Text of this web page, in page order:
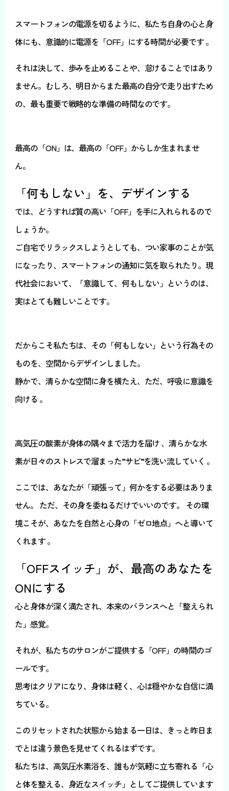
スマートフォンの電源を切るように、私たち自身の心と身
体にも、意識的に電源を「OFF」にする時間が必要です 。
それは決して、歩みを止めることや、怠けることではあり
ません。むしろ、明日からまた最高の自分で走り出すため
の、最も重要で戦略的な準備の時間なのです。
最高の「ON」は、最高の「OFF」からしか生まれませ
ん。
「何もしない」を、デザインする
では、どうすれば質の高い「OFF」を手に入れられるので
しょうか。
ご自宅でリラックスしようとしても、つい家事のことが気
になったり、スマートフォンの通知に気を取られたり。現
代社会において、「意識して、何もしない」というのは、
実はとても難しいことです。
だからこそ私たちは、その「何もしない」という行為その
ものを、空間からデザインしました。
静かで、清らかな空間に身を横たえ、ただ、呼吸に意識を
向ける 。
高気圧の酸素が身体の隅々まで活力を届け 、清らかな水
素が日々のストレスで溜まった”サビ”を洗い流していく 。
ここでは、あなたが「頑張って」何かをする必要はありま
せん。 ただ、その身を委ねるだけでいいのです。 その環
境こそが、あなたを自然と心身の「ゼロ地点」へと導いて
くれます 。
「OFFスイッチ」が、最高のあなたを
ONにする
心と身体が深く満たされ、本来のバランスへと「整えられ
た」感覚。
それが、私たちのサロンがご提供する「OFF」の時間のゴ
ールです。
思考はクリアになり、身体は軽く、心は穏やかな自信に満
ちている。
このリセットされた状態から始まる一日は、きっと昨日ま
でとは違う景色を見せてくれるはずです。
私たちは、高気圧水素浴を、誰もが気軽に立ち寄れる「心
と体を整える、身近なスイッチ」としてご提供しています